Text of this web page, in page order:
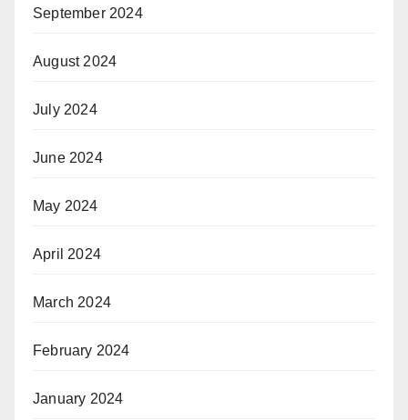
September 2024
August 2024
July 2024
June 2024
May 2024
April 2024
March 2024
February 2024
January 2024